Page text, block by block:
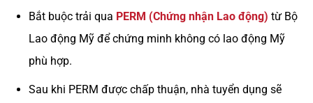
Bắt buộc trải qua PERM (Chứng nhận Lao động) từ Bộ
Lao động Mỹ để chứng minh không có lao động Mỹ
phù hợp.
Sau khi PERM được chấp thuận, nhà tuyển dụng sẽ